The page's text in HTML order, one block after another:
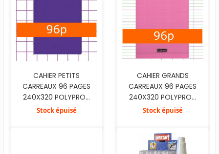
CAHIER PETITS
CARREAUX 96 PAGES
240X320 POLYPRO...
Stock épuisé
CAHIER GRANDS
CARREAUX 96 PAGES
240X320 POLYPRO...
Stock épuisé